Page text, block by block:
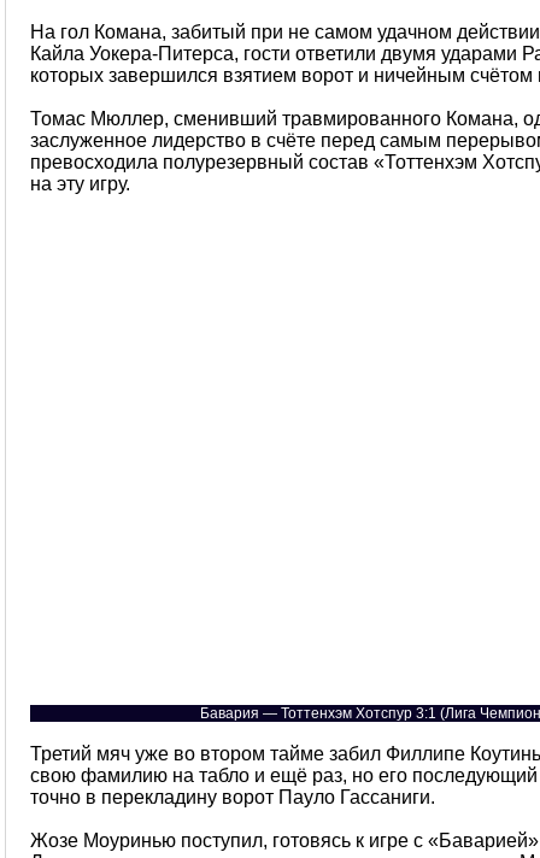
На гол Комана, забитый при не самом удачном
Кайла Уокера-Питерса, гости ответили двумя ударами
которых завершился взятием ворот и ничейным счётом
Томас Мюллер, сменивший травмированного Комана,
заслуженное лидерство в счёте перед самым
превосходила полурезервный состав «Тоттенхэм
на эту игру.
Бавария — Тоттенхэм Хотспур 3:1 (Лига
Третий мяч уже во втором тайме забил Филлипе
свою фамилию на табло и ещё раз, но его
точно в перекладину ворот Пауло Гассаниги.
Жозе Моуринью поступил, готовясь к игре с